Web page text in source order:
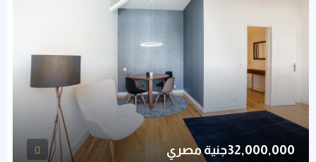
32,000,000جنية مصري